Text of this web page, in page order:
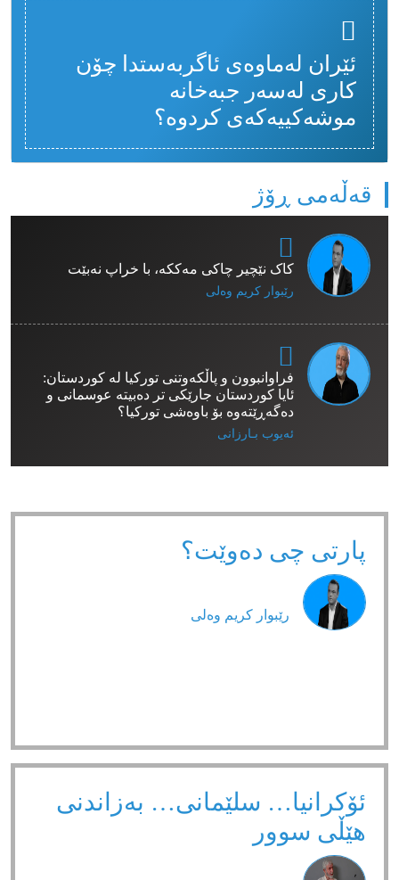
ئێران لەماوەی ئاگربەستدا چۆن
کاری لەسەر جبەخانە
موشەکییەکەی کردوە؟
قەڵەمی ڕۆژ
کاک نێچیر چاکی مەککە، با خراپ نەبێت
رێبوار كریم وەلی
فراوانبوون و پاڵکەوتنی تورکیا لە کوردستان:
ئایا کوردستان جارێکی تر دەبیتە عوسمانی و
دەگەڕێتەوە بۆ باوەشی تورکیا؟
ئەیوب بـارزانی
پارتی چی دەوێت؟
رێبوار كریم وەلی
ئۆکرانیا… سلێمانی… بەزاندنی
هێڵی سوور